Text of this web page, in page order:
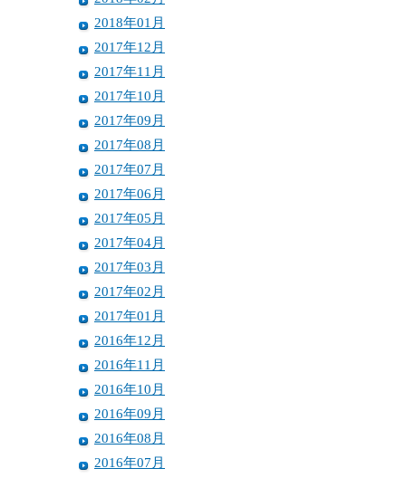
2018年01月
2017年12月
2017年11月
2017年10月
2017年09月
2017年08月
2017年07月
2017年06月
2017年05月
2017年04月
2017年03月
2017年02月
2017年01月
2016年12月
2016年11月
2016年10月
2016年09月
2016年08月
2016年07月